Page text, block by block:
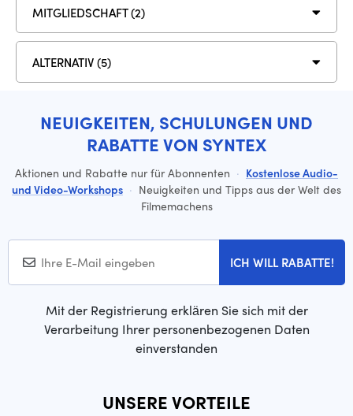
MITGLIEDSCHAFT (2)
ALTERNATIV (5)
NEUIGKEITEN, SCHULUNGEN UND
RABATTE VON SYNTEX
Aktionen und Rabatte nur für Abonnenten · Kostenlose Audio-
und Video-Workshops · Neuigkeiten und Tipps aus der Welt des
Filmemachens
ICH WILL RABATTE!
Mit der Registrierung erklären Sie sich mit der
Verarbeitung Ihrer personenbezogenen Daten
einverstanden
UNSERE VORTEILE